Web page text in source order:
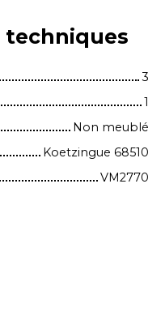
techniques
3
1
Non meublé
Koetzingue 68510
VM2770